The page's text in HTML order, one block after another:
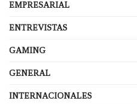
EMPRESARIAL
ENTREVISTAS
GAMING
GENERAL
INTERNACIONALES